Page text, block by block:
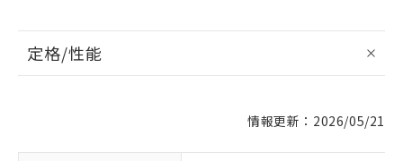
定格/性能
情報更新：2026/05/21